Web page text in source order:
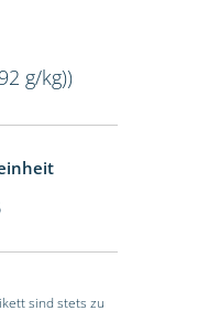
g/kg))
sind stets zu